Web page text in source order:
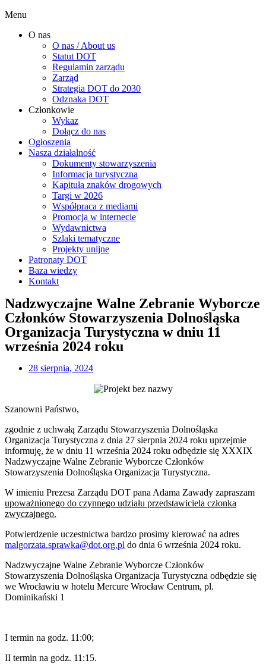
Menu
O nas
O nas / About us
Statut DOT
Regulamin zarządu
Zarząd
Strategia DOT do 2030
Odznaka DOT
Członkowie
Wykaz
Dołącz do nas
Ogłoszenia
Nasza działalność
Dokumenty stowarzyszenia
Informacja turystyczna
Kapituła znaków drogowych
Targi w 2026
Współpraca z mediami
Promocja w internecie
Wydawnictwa
Szlaki tematyczne
Projekty unijne
Patronaty DOT
Baza wiedzy
Kontakt
Nadzwyczajne Walne Zebranie Wyborcze
Członków Stowarzyszenia Dolnośląska
Organizacja Turystyczna w dniu 11
września 2024 roku
28 sierpnia, 2024
Szanowni Państwo,
zgodnie z uchwałą Zarządu Stowarzyszenia Dolnośląska
Organizacja Turystyczna z dnia 27 sierpnia 2024 roku uprzejmie
informuję, że w dniu 11 września 2024 roku odbędzie się XXXIX
Nadzwyczajne Walne Zebranie Wyborcze Członków
Stowarzyszenia Dolnośląska Organizacja Turystyczna.
W imieniu Prezesa Zarządu DOT pana Adama Zawady zapraszam
upoważnionego do czynnego udziału przedstawiciela członka
zwyczajnego.
Potwierdzenie uczestnictwa bardzo prosimy kierować na adres
malgorzata.sprawka@dot.org.pl do dnia 6 września 2024 roku.
Nadzwyczajne Walne Zebranie Wyborcze Członków
Stowarzyszenia Dolnośląska Organizacja Turystyczna odbędzie się
we Wrocławiu w hotelu Mercure Wrocław Centrum, pl.
Dominikański 1
I termin na godz. 11:00;
II termin na godz. 11:15.